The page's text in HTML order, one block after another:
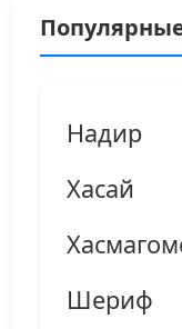
Надир
Хасай
Шериф